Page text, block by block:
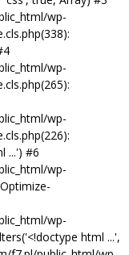
wp-
wp-
wp-
...') #6
wp-
wp-
html ...',